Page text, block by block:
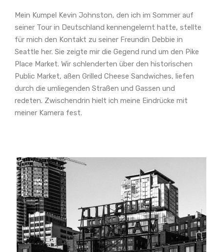
Mein Kumpel Kevin Johnston, den ich im Sommer auf
seiner Tour in Deutschland kennengelernt hatte, stellte
für mich den Kontakt zu seiner Freundin Debbie in
Seattle her. Sie zeigte mir die Gegend rund um den Pike
Place Market. Wir schlenderten über den historischen
Public Market, aßen Grilled Cheese Sandwiches, liefen
durch die umliegenden Straßen und Gassen und
redeten. Zwischendrin hielt ich meine Eindrücke mit
meiner Kamera fest.